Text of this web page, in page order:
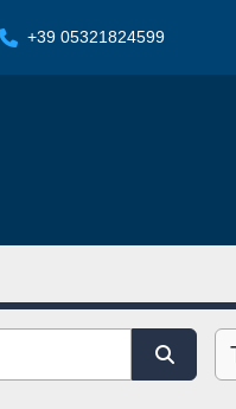
+39 05321824599